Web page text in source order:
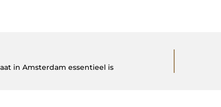
in Amsterdam essentieel is